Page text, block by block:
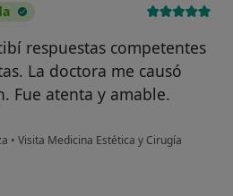
respuestas competentes
La doctora me causó
Fue atenta y amable.
• Visita Medicina Estética y Cirugía